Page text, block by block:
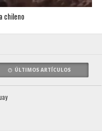
chileno
ÚLTIMOS ARTÍCULOS